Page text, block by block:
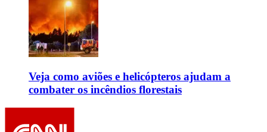
Veja como aviões e helicópteros ajudam a
combater os incêndios florestais